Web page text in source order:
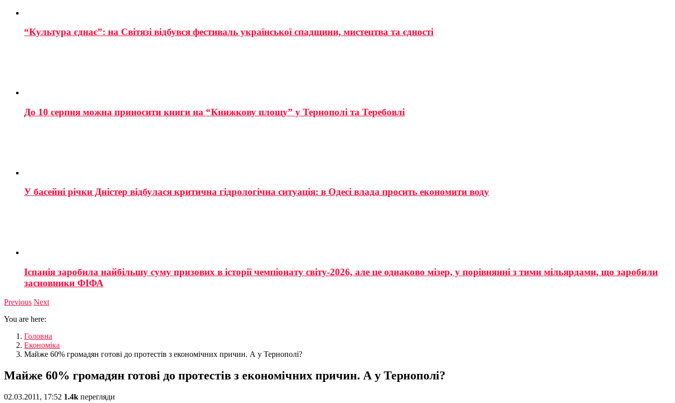
“Культура єднає”: на Світязі відбувся фестиваль української спадщини, мистецтва та єдності
До 10 серпня можна приносити книги на “Книжкову площу” у Тернополі та Теребовлі
У басейні річки Дністер відбулася критична гідрологічна ситуація: в Одесі влада просить економити воду
Іспанія заробила найбільшу суму призових в історії чемпіонату світу-2026, але це однаково мізер, у порівнянні з тими мільярдами, що заробили
засновники ФІФА
Previous Next
You are here:
Головна
Економіка
Майже 60% громадян готові до протестів з економічних причин. А у Тернополі?
Майже 60% громадян готові до протестів з економічних причин. А у Тернополі?
02.03.2011, 17:52 1.4k перегляди